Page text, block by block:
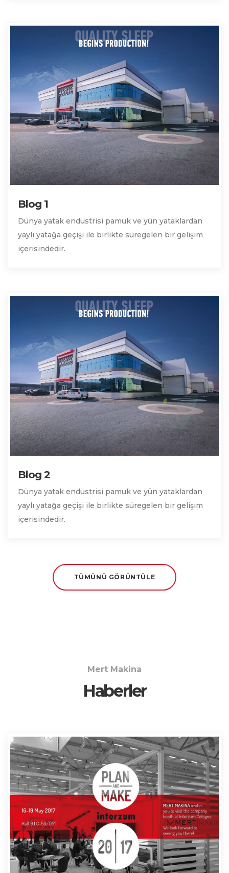
Blog 1
Dünya yatak endüstrisi pamuk ve yün yataklardan
yaylı yatağa geçişi ile birlikte süregelen bir gelişim
içerisindedir.
Blog 2
Dünya yatak endüstrisi pamuk ve yün yataklardan
yaylı yatağa geçişi ile birlikte süregelen bir gelişim
içerisindedir.
TÜMÜNÜ GÖRÜNTÜLE
Mert Makina
Haberler